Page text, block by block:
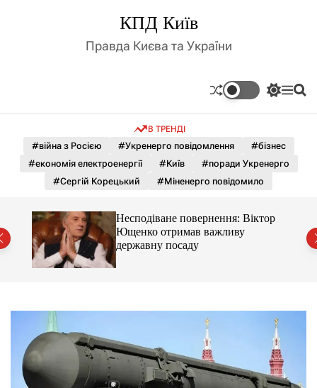
д
у
КПД Київ
Правда Києва та України
П
м
к
а
о
г
и
м
М П
В ТРЕНДІ
#війна з Росією #Укренерго повідомлення
#бізнес
#економія електроенергії
#Київ
#поради Укренерго
#Сергій Корецький
#Міненерго повідомило
Несподіване повернення: Віктор
Ющенко отримав важливу
державну посаду